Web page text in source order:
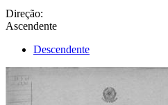
Direção:
Ascendente
Descendente